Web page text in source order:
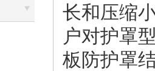
长和压缩
户对护罩
板防护罩